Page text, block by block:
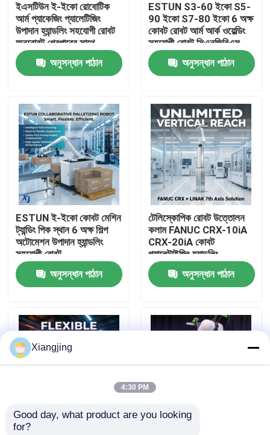
পণ্য
ভিডিও
আমাদের সম্পর্কে
কারখানা ভ্রমণ
মান নিয়ন্ত্রণ
আমাদের সাথে যোগাযোগ
ব্লগ
শিল্প রোবট হাত
ইএসটিউন ই-ইকো রোবোটিক
আর্ম প্যাকেজিং প্যালেটিজিং
উপাদান হ্যান্ডলিং সহযোগী রোবট
অনরোবট গ্রেপারের সাথে
অনুসন্ধান পাঠান
ESTUN S3-60 ইকো S5-
90 ইকো S7-80 ইকো 6 অক্ষ
কোবট রোবট আর্ম আর্ক ওয়েল্ডিং
সহযোগী রোবট সিএনজিবিএস
ওয়েল্ডিং পজিশনার
অনুসন্ধান পাঠান
ESTUN ই-ইকো কোবট মেশিন
ট্যান্ডিং পিক স্থান 6 অক্ষ শিল্প
অটোমেশন উপাদান হ্যান্ডলিং
সহযোগী রোবট
অনুসন্ধান পাঠান
টেলিস্কোপিক রোবট উত্তোলন
কলাম FANUC CRX-10iA
CRX-20iA কোবট
প্যালেটাইজিং হ্যান্ডলিং
সহযোগিতামূলক রোবট
অনুসন্ধান পাঠান
লিনাক এলিভেট লিফটিং কলাম
Xiangjing
4:30 PM
Good day, what product are you looking
for?